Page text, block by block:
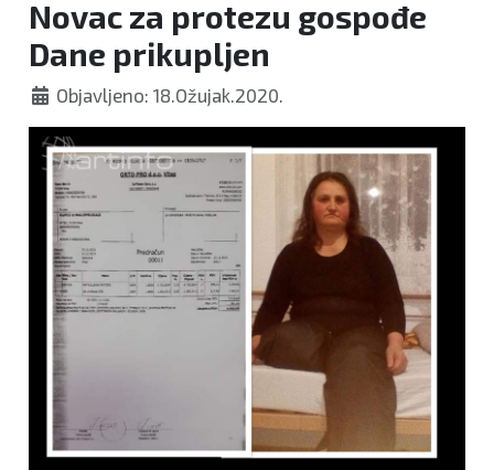
Novac za protezu gospođe
Dane prikupljen
Objavljeno: 18.Ožujak.2020.